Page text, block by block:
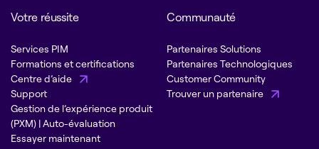
Votre réussite
Services PIM
Formations et certifications
Centre d’aide
Support
Gestion de l’expérience produit
(PXM) | Auto-évaluation
Essayer maintenant
Communauté
Partenaires Solutions
Partenaires Technologiques
Customer Community
Trouver un partenaire